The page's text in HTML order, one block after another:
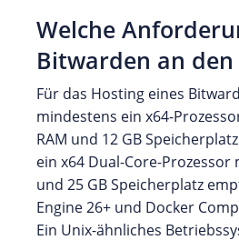
Welche
Bitwarden an den
Für das Hosting eines
mindestens ein x64-
RAM und 12 GB
ein x64 Dual-Core-Prozessor
und 25 GB Speicherplatz
Engine 26+ und Docker
Ein Unix-ähnliches